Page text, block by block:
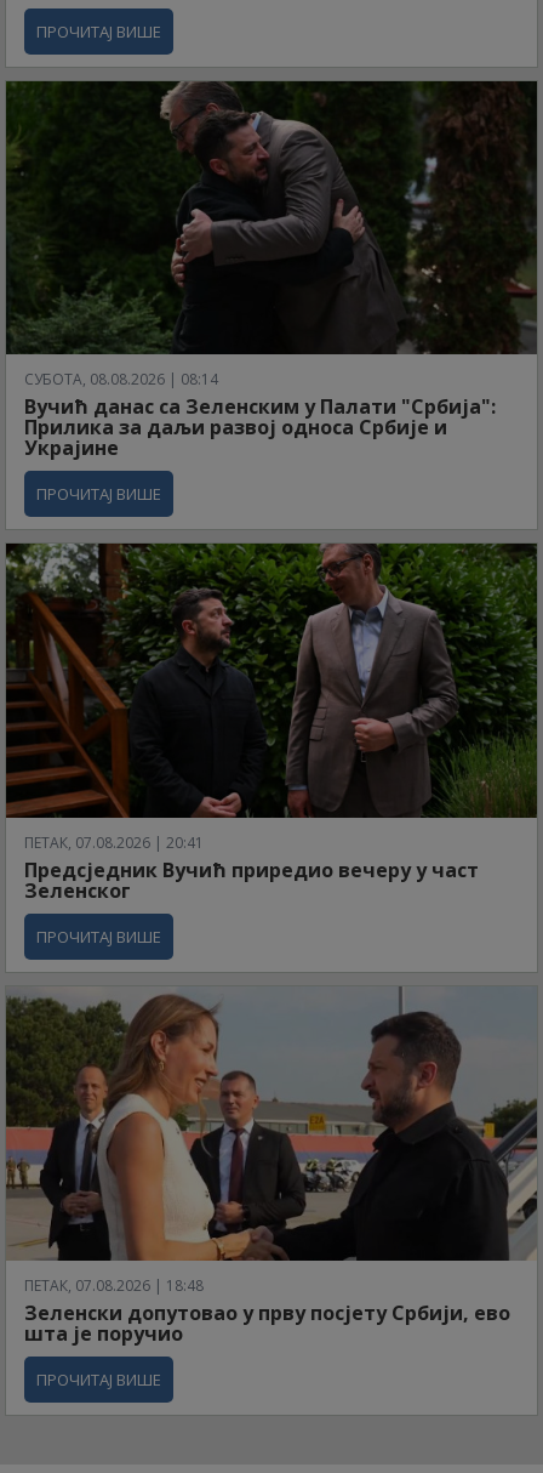
ПРОЧИТАЈ ВИШЕ
СУБОТА, 08.08.2026 | 08:14
Вучић данас са Зеленским у Палати "Србија":
Прилика за даљи развој односа Србије и
Украјине
ПРОЧИТАЈ ВИШЕ
ПЕТАК, 07.08.2026 | 20:41
Предсједник Вучић приредио вечеру у част
Зеленског
ПРОЧИТАЈ ВИШЕ
ПЕТАК, 07.08.2026 | 18:48
Зеленски допутовао у прву посјету Србији, ево
шта је поручио
ПРОЧИТАЈ ВИШЕ